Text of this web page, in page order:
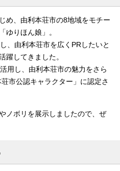
め、由利本荘市の8地域をモチー
ゆりほん娘」。
、由利本荘市を広くPRしたいと
躍してきました。
用し、由利本荘市の魅力をさら
市公認キャラクター」に認定さ
ノボリを展示しましたので、ぜ